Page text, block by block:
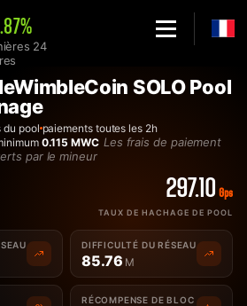
24
MWC - 2Miners
SOLO Pool
pool paiements toutes les 2h
0.115 MWC Les frais de paiement
par le mineur
297.10 Gps
TAUX DE HACHAGE DE POOL
DIFFICULTÉ DU RÉSEAU
85.76 M
RÉCOMPENSE DE BLOC